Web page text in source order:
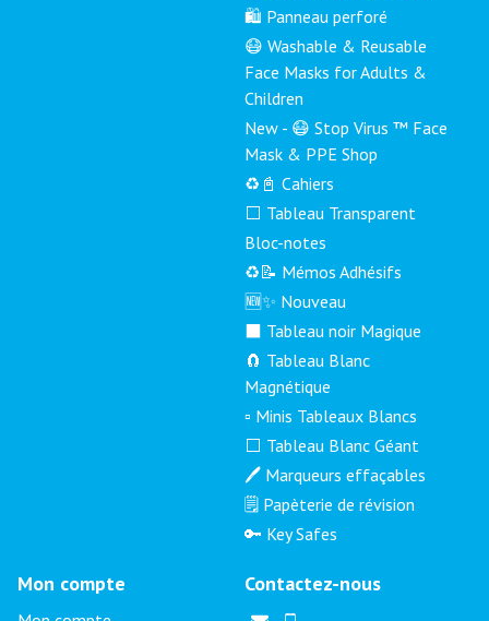
🛍️ Panneau perforé
😷 Washable & Reusable
Face Masks for Adults &
Children
New - 😷 Stop Virus ™ Face
Mask & PPE Shop
♻️📓 Cahiers
⬜ Tableau Transparent
Bloc-notes
♻️📝 Mémos Adhésifs
🆕✨ Nouveau
⬛ Tableau noir Magique
🧲 Tableau Blanc
Magnétique
▫️ Minis Tableaux Blancs
⬜ Tableau Blanc Géant
🖊️ Marqueurs effaçables
🗒️ Papèterie de révision
🔑 Key Safes
Mon compte Contactez-nous